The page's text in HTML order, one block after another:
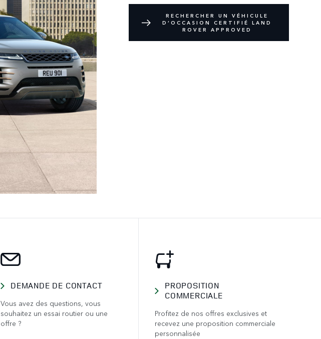
RECHERCHER UN VÉHICULE
D’OCCASION CERTIFIÉ LAND
ROVER APPROVED
DEMANDE DE CONTACT
Vous avez des questions, vous
souhaitez un essai routier ou une
offre ?
PROPOSITION
COMMERCIALE
Profitez de nos offres exclusives et
recevez une proposition commerciale
personnalisée